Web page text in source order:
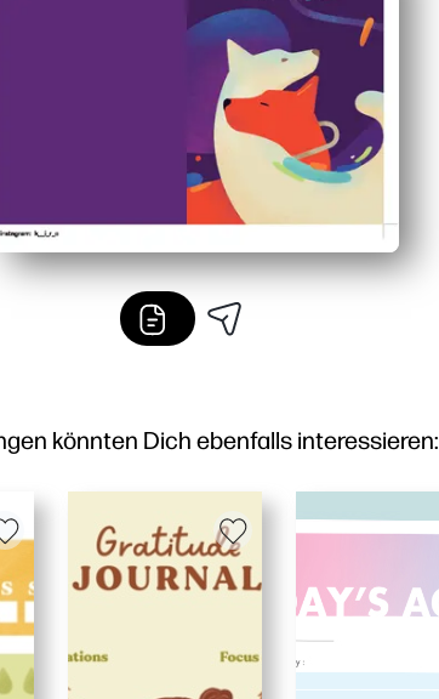
könnten Dich ebenfalls interessieren: